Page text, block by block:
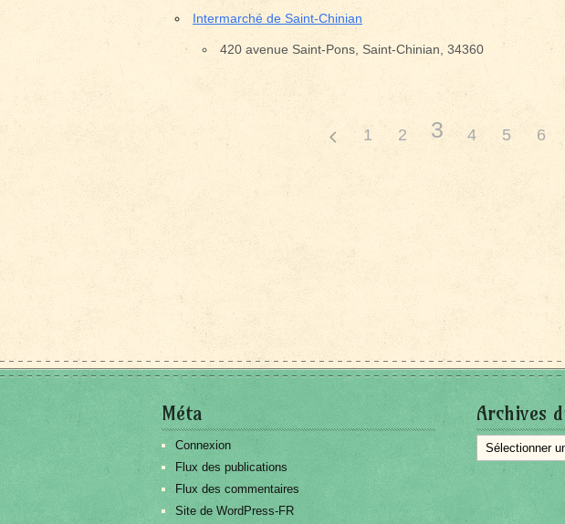
Intermarché de Saint-Chinian
420 avenue Saint-Pons, Saint-Chinian, 34360
1 2 3 4 5 6
Méta
Connexion
Flux des publications
Flux des commentaires
Site de WordPress-FR
Archives
Archives
du